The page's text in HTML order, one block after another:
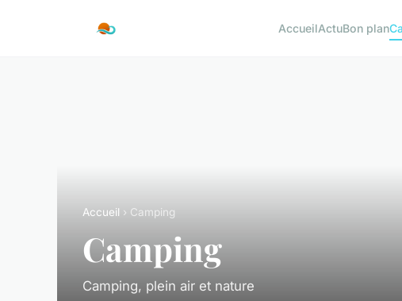
AccueilActuBon plan
Accueil › Camping
Camping
Camping, plein air et nature